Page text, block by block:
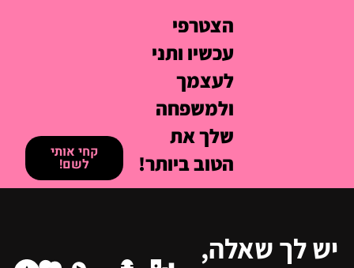
הצטרפי
עכשיו ותני
לעצמך
ולמשפחה
שלך את
הטוב ביותר!
קחי אותי
לשם!
יש לך שאלה,